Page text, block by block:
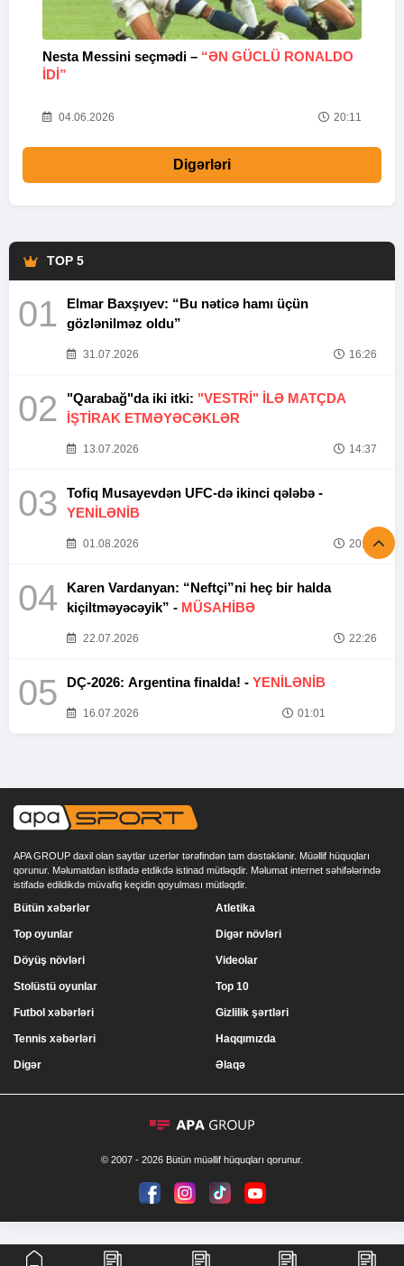
Nesta Messini seçmədi – “ƏN GÜCLÜ RONALDO
IDI”
04.06.2026 20:11
Digərləri
TOP 5
01
Elmar Baxşıyev: “Bu nəticə hamı üçün
gözlənilməz oldu”
31.07.2026 16:26
02 "Qarabağ"da iki itki: "VESTRİ" İLƏ MATÇDA
İŞTİRAK ETMƏYƏCƏKLƏR
13.07.2026 14:37
03
Tofiq Musayevdən UFC-də ikinci qələbə -
YENİLƏNİB
01.08.2026 20:52
04
Karen Vardanyan: “Neftçi”ni heç bir halda
kiçiltməyəcəyik” - MÜSAHİBƏ
22.07.2026 22:26
05 DÇ-2026: Argentina finalda! - YENİLƏNİB
16.07.2026 01:01
APA GROUP daxil olan saytlar uzerlər tərəfindən tam dəstəklənir. Müəllif hüquqları
qorunur. Məlumatdan istifadə etdikdə istinad mütləqdir. Məlumat internet səhifələrində
istifadə edildikdə müvafiq keçidin qoyulması mütləqdir.
Bütün xəbərlər
Top oyunlar
Döyüş növləri
Stolüstü oyunlar
Atletika
Digər növləri
Videolar
Top 10
Futbol xəbərləri
Tennis xəbərləri
Digər
Gizlilik şərtləri
Haqqımızda
Əlaqə
© 2007 - 2026 Bütün müəllif hüquqları qorunur.